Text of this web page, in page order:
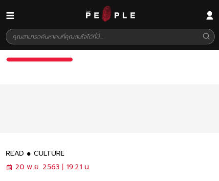
READ
CULTURE
20 พ.ย. 2563 | 19:21 น.